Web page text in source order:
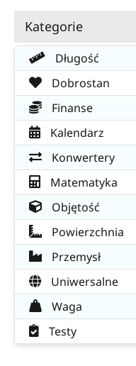
Kategorie
Długość
Dobrostan
Finanse
Kalendarz
Konwertery
Matematyka
Objętość
Powierzchnia
Przemysł
Uniwersalne
Waga
Testy